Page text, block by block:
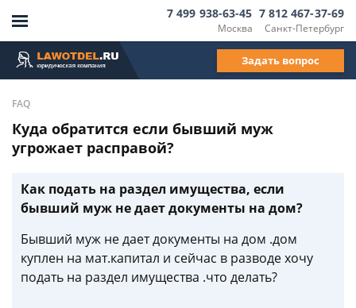
Москва
7 499 938-63-45
Санкт-Петербург
7 812 467-37-69
Задать вопрос
FAQ
Куда обратится если бывший муж
угрожает расправой?
Как подать на раздел имущества, если
бывший муж не дает документы на дом?
Бывший муж не дает документы на дом .дом
куплен на мат.капитал и сейчас в разводе хочу
подать на раздел имущества .что делать?